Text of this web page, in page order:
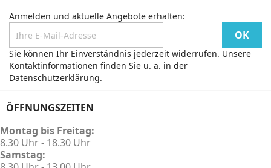
Anmelden und aktuelle Angebote erhalten:
Sie können Ihr Einverständnis jederzeit widerrufen. Unsere
Kontaktinformationen finden Sie u. a. in der
Datenschutzerklärung.
ÖFFNUNGSZEITEN
Montag bis Freitag:
8.30 Uhr - 18.30 Uhr
Samstag: